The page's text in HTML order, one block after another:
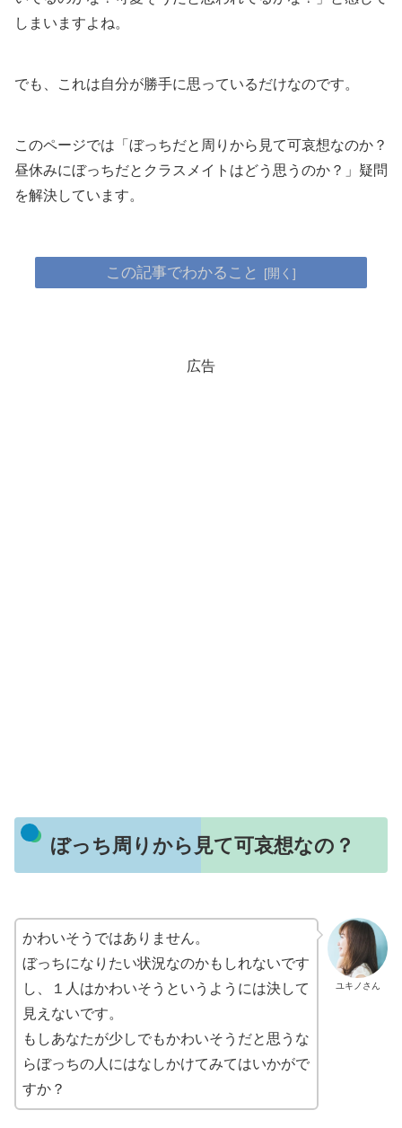
しまいますよね。
でも、これは自分が勝手に思っているだけなのです。
このページでは「ぼっちだと周りから見て可哀想なのか？
昼休みにぼっちだとクラスメイトはどう思うのか？」疑問
を解決しています。
この記事でわかること
広告
ぼっち周りから見て可哀想なの？
ユキノさん
かわいそうではありません。
ぼっちになりたい状況なのかもしれないです
し、１人はかわいそうというようには決して
見えないです。
もしあなたが少しでもかわいそうだと思うな
らぼっちの人にはなしかけてみてはいかがで
すか？